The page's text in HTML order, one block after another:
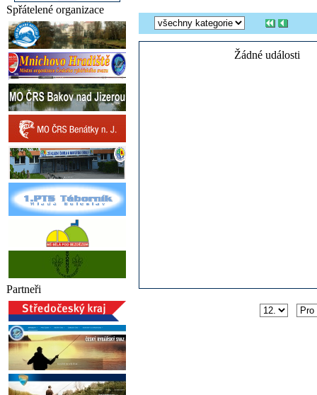
Spřátelené organizace
Partneři
Žádné události